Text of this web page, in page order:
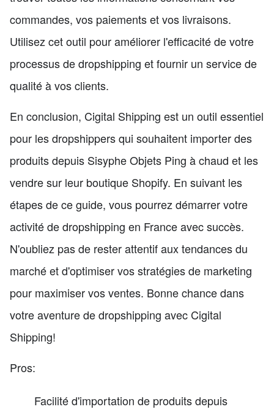
commandes, vos paiements et vos livraisons.
Utilisez cet outil pour améliorer l'efficacité de votre
processus de dropshipping et fournir un service de
qualité à vos clients.
En conclusion, Cigital Shipping est un outil essentiel
pour les dropshippers qui souhaitent importer des
produits depuis Sisyphe Objets Ping à chaud et les
vendre sur leur boutique Shopify. En suivant les
étapes de ce guide, vous pourrez démarrer votre
activité de dropshipping en France avec succès.
N'oubliez pas de rester attentif aux tendances du
marché et d'optimiser vos stratégies de marketing
pour maximiser vos ventes. Bonne chance dans
votre aventure de dropshipping avec Cigital
Shipping!
Pros:
Facilité d'importation de produits depuis